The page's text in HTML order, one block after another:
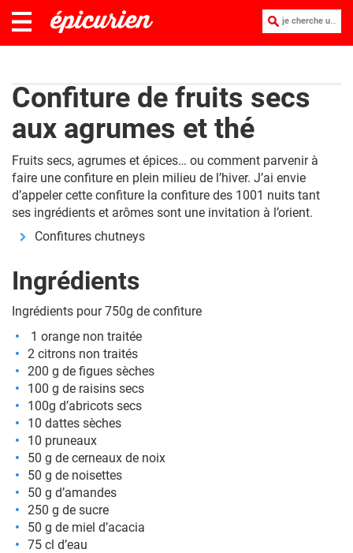
je cherche une recette :
Confiture de fruits secs
aux agrumes et thé
Fruits secs, agrumes et épices… ou comment parvenir à
faire une confiture en plein milieu de l’hiver. J’ai envie
d’appeler cette confiture la confiture des 1001 nuits tant
ses ingrédients et arômes sont une invitation à l’orient.
Confitures chutneys
Ingrédients
Ingrédients pour 750g de confiture
1 orange non traitée
2 citrons non traités
200 g de figues sèches
100 g de raisins secs
100g d’abricots secs
10 dattes sèches
10 pruneaux
50 g de cerneaux de noix
50 g de noisettes
50 g d’amandes
250 g de sucre
50 g de miel d’acacia
75 cl d’eau